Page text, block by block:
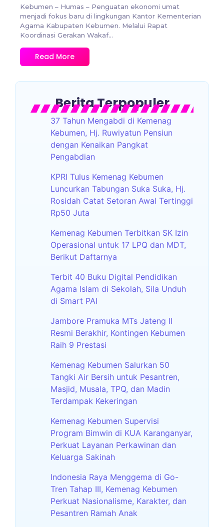
Kebumen – Humas – Penguatan ekonomi umat
menjadi fokus baru di lingkungan Kantor Kementerian
Agama Kabupaten Kebumen. Melalui Rapat
Koordinasi Gerakan Wakaf...
Read More
Berita Terpopuler
37 Tahun Mengabdi di Kemenag
Kebumen, Hj. Ruwiyatun Pensiun
dengan Kenaikan Pangkat
Pengabdian
KPRI Tulus Kemenag Kebumen
Luncurkan Tabungan Suka Suka, Hj.
Rosidah Catat Setoran Awal Tertinggi
Rp50 Juta
Kemenag Kebumen Terbitkan SK Izin
Operasional untuk 17 LPQ dan MDT,
Berikut Daftarnya
Terbit 40 Buku Digital Pendidikan
Agama Islam di Sekolah, Sila Unduh
di Smart PAI
Jambore Pramuka MTs Jateng II
Resmi Berakhir, Kontingen Kebumen
Raih 9 Prestasi
Kemenag Kebumen Salurkan 50
Tangki Air Bersih untuk Pesantren,
Masjid, Musala, TPQ, dan Madin
Terdampak Kekeringan
Kemenag Kebumen Supervisi
Program Bimwin di KUA Karanganyar,
Perkuat Layanan Perkawinan dan
Keluarga Sakinah
Indonesia Raya Menggema di Go-
Tren Tahap III, Kemenag Kebumen
Perkuat Nasionalisme, Karakter, dan
Pesantren Ramah Anak